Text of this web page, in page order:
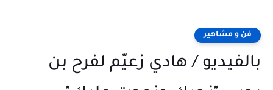
فن و مشاهير
بالفيديو / هادي زعيّم لفرح بن